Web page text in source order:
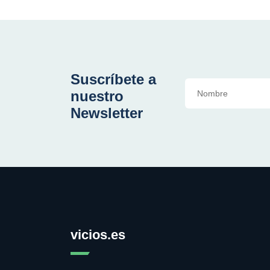
Suscríbete a
nuestro
Newsletter
vicios.es